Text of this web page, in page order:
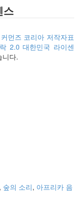
스
먼즈 코리아 저작자표
2.0 대한민국 라이센
니다.
, 숲의 소리, 아프리카 음